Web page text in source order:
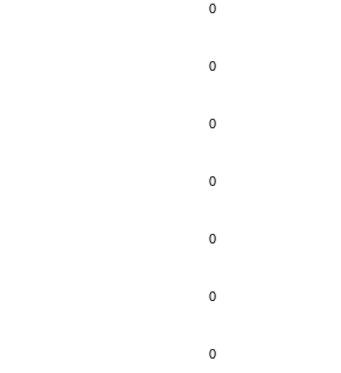
0
0
0
0
0
0
0